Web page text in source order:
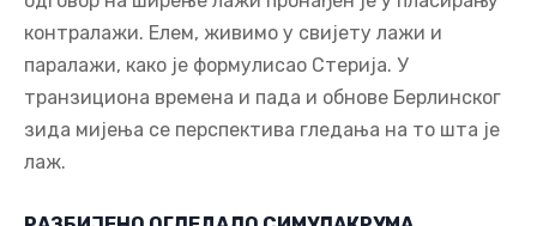
Викиликсово и Сноуденово отварање депеша тајне
дипломатије разголитило је многе лажи у
међународној политици, те једини ефикасан
одговор на ширење лажи пронађен је у пласирању
контралажи. Елем, живимо у свијету лажи и
паралажи, како је формулисао Стерија. У